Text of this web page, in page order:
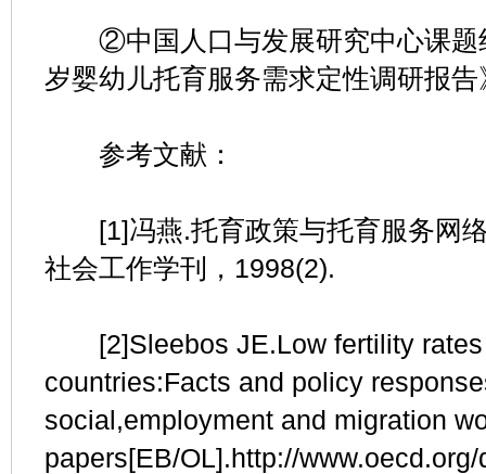
②中国人口与发展研究中心课题
岁婴幼儿托育服务需求定性调研报
参考文献：
[1]冯燕.托育政策与托育服务网络
社会工作学刊，1998(2).
[2]Sleebos JE.Low fertility rates
countries:Facts and policy
social,employment and migration
papers[EB/OL].http://